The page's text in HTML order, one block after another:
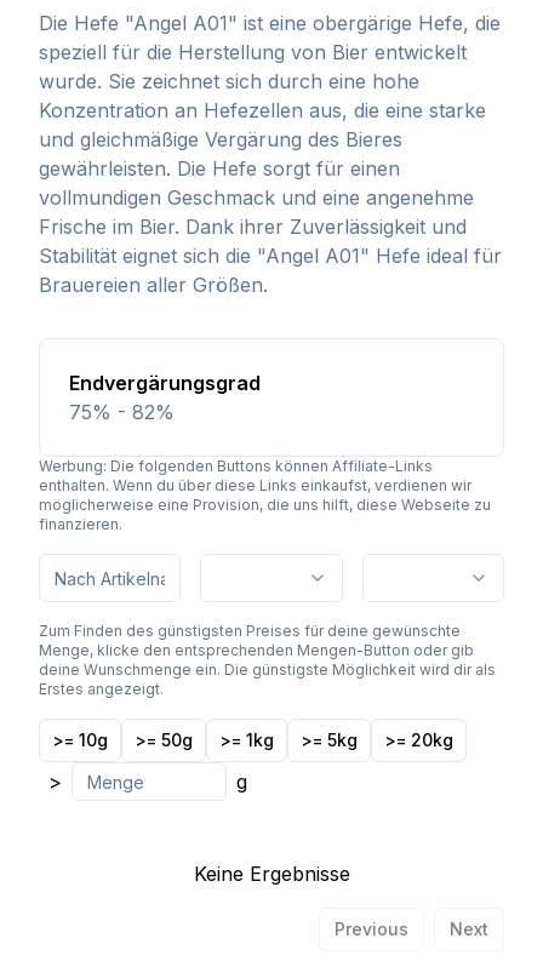
Die Hefe "Angel A01" ist eine obergärige Hefe, die
speziell für die Herstellung von Bier entwickelt
wurde. Sie zeichnet sich durch eine hohe
Konzentration an Hefezellen aus, die eine starke
und gleichmäßige Vergärung des Bieres
gewährleisten. Die Hefe sorgt für einen
vollmundigen Geschmack und eine angenehme
Frische im Bier. Dank ihrer Zuverlässigkeit und
Stabilität eignet sich die "Angel A01" Hefe ideal für
Brauereien aller Größen.
Endvergärungsgrad
75% - 82%
Werbung: Die folgenden Buttons können Affiliate-Links
enthalten. Wenn du über diese Links einkaufst, verdienen wir
möglicherweise eine Provision, die uns hilft, diese Webseite zu
finanzieren.
Zum Finden des günstigsten Preises für deine gewünschte
Menge, klicke den entsprechenden Mengen-Button oder gib
deine Wunschmenge ein. Die günstigste Möglichkeit wird dir als
Erstes angezeigt.
>= 10g >= 50g >= 1kg >= 5kg >= 20kg
> g
Keine Ergebnisse
Previous Next